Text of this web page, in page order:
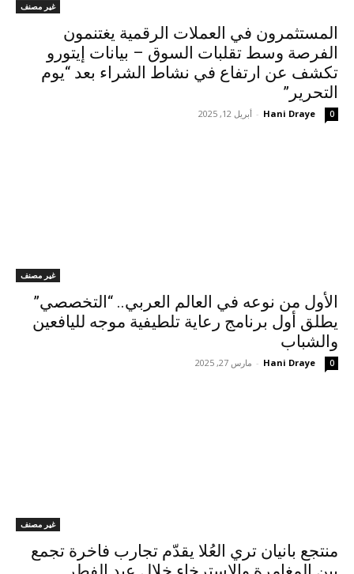
غير مصنف
المستثمرون في العملات الرقمية يغتنمون
الفرصة وسط تقلبات السوق – بيانات إيتورو
تكشف عن ارتفاع في نشاط الشراء بعد “يوم
التحرير”
Hani Draye
- أبريل 12, 2025 0
غير مصنف
الأول من نوعه في العالم العربي.. “التخصصي”
يطلق أول برنامج رعاية تلطيفية موجه لليافعين
والشباب
Hani Draye
- مارس 27, 2025 0
غير مصنف
منتجع بانيان تري العُلا يقدّم تجارب فاخرة تجمع